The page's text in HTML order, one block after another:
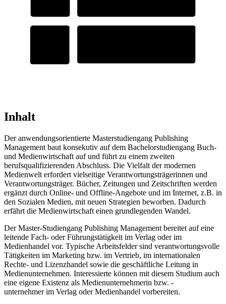
Inhalt
Der anwendungsorientierte Masterstudiengang Publishing
Management baut konsekutiv auf dem Bachelorstudiengang Buch-
und Medienwirtschaft auf und führt zu einem zweiten
berufsqualifizierenden Abschluss. Die Vielfalt der modernen
Medienwelt erfordert vielseitige Verantwortungsträgerinnen und
Verantwortungsträger. Bücher, Zeitungen und Zeitschriften werden
ergänzt durch Online- und Offline-Angebote und im Internet, z.B. in
den Sozialen Medien, mit neuen Strategien beworben. Dadurch
erfährt die Medienwirtschaft einen grundlegenden Wandel.
Der Master-Studiengang Publishing Management bereitet auf eine
leitende Fach- oder Führungstätigkeit im Verlag oder im
Medienhandel vor. Typische Arbeitsfelder sind verantwortungsvolle
Tätigkeiten im Marketing bzw. im Vertrieb, im internationalen
Rechte- und Lizenzhandel sowie die geschäftliche Leitung in
Medienunternehmen. Interessierte können mit diesem Studium auch
eine eigene Existenz als Medienunternehmerin bzw. -
unternehmer im Verlag oder Medienhandel vorbereiten.